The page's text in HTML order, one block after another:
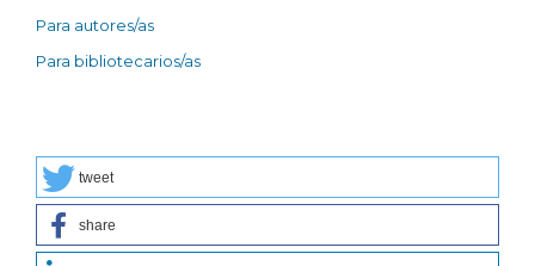
Para autores/as
Para bibliotecarios/as
tweet
share